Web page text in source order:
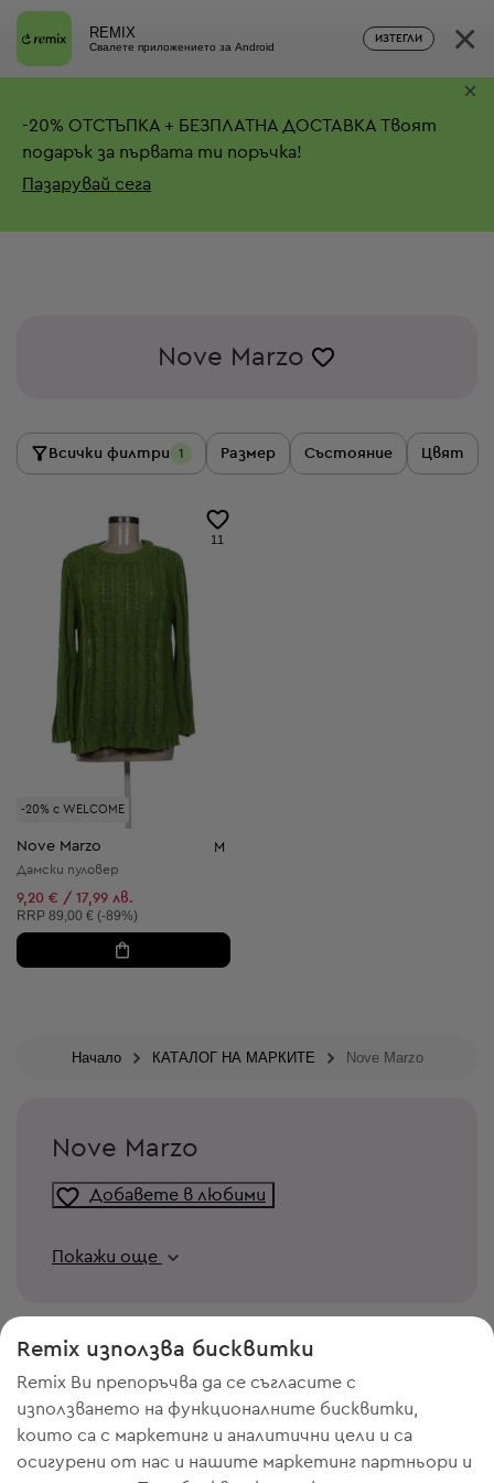
REMIX
Свалете приложението за Android
ИЗТЕГЛИ ×
-20% ОТСТЪПКА + БЕЗПЛАТНА ДОСТАВКА Твоят
подарък за първата ти поръчка!
Пазарувай сега
×
Nove Marzo
Всички филтри 1 Размер Състояние Цвят
-20% с WELCOME
11
Nove Marzo M
Дамски пуловер
9,20 € / 17,99 лв.
Препоръчителна цена:
RRP 89,00 € (-89%)
Начало КАТАЛОГ НА МАРКИТЕ Nove Marzo
Nove Marzo
Добавете в любими
Покажи още
Remix използва бисквитки
Remix Ви препоръчва да се съгласите с
използването на функционалните бисквитки,
които са с маркетинг и аналитични цели и са
осигурени от нас и нашите маркетинг партньори и